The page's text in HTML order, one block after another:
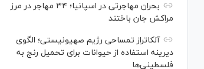
بحران مهاجرتی در اسپانیا؛ ۳۴ مهاجر در مرز
مراکش جان باختند
آلکاتراز تمساحی رژیم صهیونیستی؛ الگوی
دیرینه استفاده از حیوانات برای تحمیل رنج به
فلسطینی‌ها